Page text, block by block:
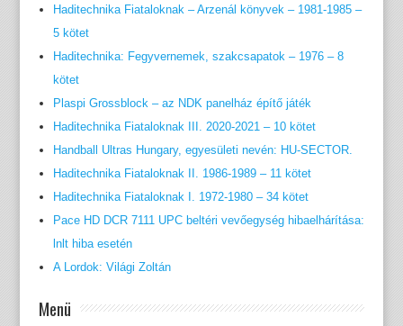
Haditechnika Fiataloknak – Arzenál könyvek – 1981-1985 –
5 kötet
Haditechnika: Fegyvernemek, szakcsapatok – 1976 – 8
kötet
Plaspi Grossblock – az NDK panelház építő játék
Haditechnika Fiataloknak III. 2020-2021 – 10 kötet
Handball Ultras Hungary, egyesületi nevén: HU-SECTOR.
Haditechnika Fiataloknak II. 1986-1989 – 11 kötet
Haditechnika Fiataloknak I. 1972-1980 – 34 kötet
Pace HD DCR 7111 UPC beltéri vevőegység hibaelhárítása:
lnlt hiba esetén
A Lordok: Világi Zoltán
Menü